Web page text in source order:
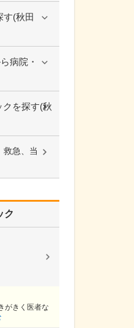
す(秋田
病院・
を探す(秋
救急、当
ク
がきく医者な